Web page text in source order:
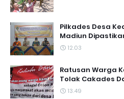
Pilkades Desa
Madiun
12.03
Ratusan Warga
Tolak Cakades
13.49